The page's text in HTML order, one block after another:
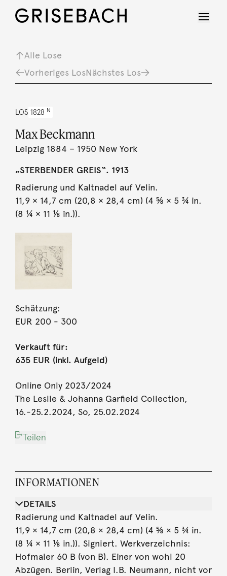
Alle Lose
Vorheriges LosNächstes Los
LOS 1828 N
Max Beckmann
Leipzig 1884 – 1950 New York
„STERBENDER GREIS“. 1913
Radierung und Kaltnadel auf Velin.
11,9 × 14,7 cm (20,8 × 28,4 cm) (4 ⅝ × 5 ¾ in.
(8 ¼ × 11 ⅛ in.)).
Schätzung:
EUR 200 - 300
Verkauft für:
635 EUR (inkl. Aufgeld)
Online Only 2023/2024
The Leslie & Johanna Garfield Collection,
16.-25.2.2024, So, 25.02.2024
Teilen
INFORMATIONEN
DETAILS
Radierung und Kaltnadel auf Velin.
11,9 × 14,7 cm (20,8 × 28,4 cm) (4 ⅝ × 5 ¾ in.
(8 ¼ × 11 ⅛ in.)). Signiert. Werkverzeichnis:
Hofmaier 60 B (von B). Einer von wohl 20
Abzügen. Berlin, Verlag I.B. Neumann, nicht vor